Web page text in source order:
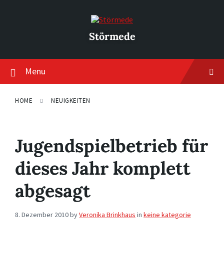
Störmede
Menu
HOME NEUIGKEITEN
Jugendspielbetrieb für
dieses Jahr komplett
abgesagt
8. Dezember 2010byVeronika Brinkhaus in keine kategorie